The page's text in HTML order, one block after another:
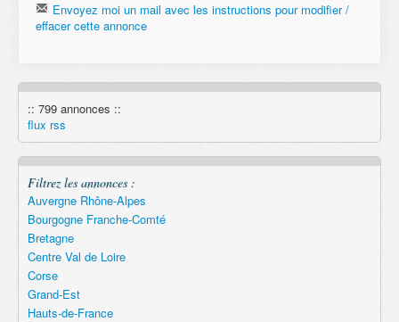
Envoyez moi un mail avec les instructions pour modifier /
effacer cette annonce
Remember
:: 799 annonces ::
flux rss
Filtrez les annonces :
Auvergne Rhône-Alpes
Bourgogne Franche-Comté
Bretagne
Centre Val de Loire
Corse
Grand-Est
Hauts-de-France